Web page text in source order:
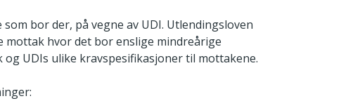
bor der, på vegne av UDI. Utlendingsloven
hvor det bor enslige mindreårige
UDIs ulike kravspesifikasjoner til mottakene.